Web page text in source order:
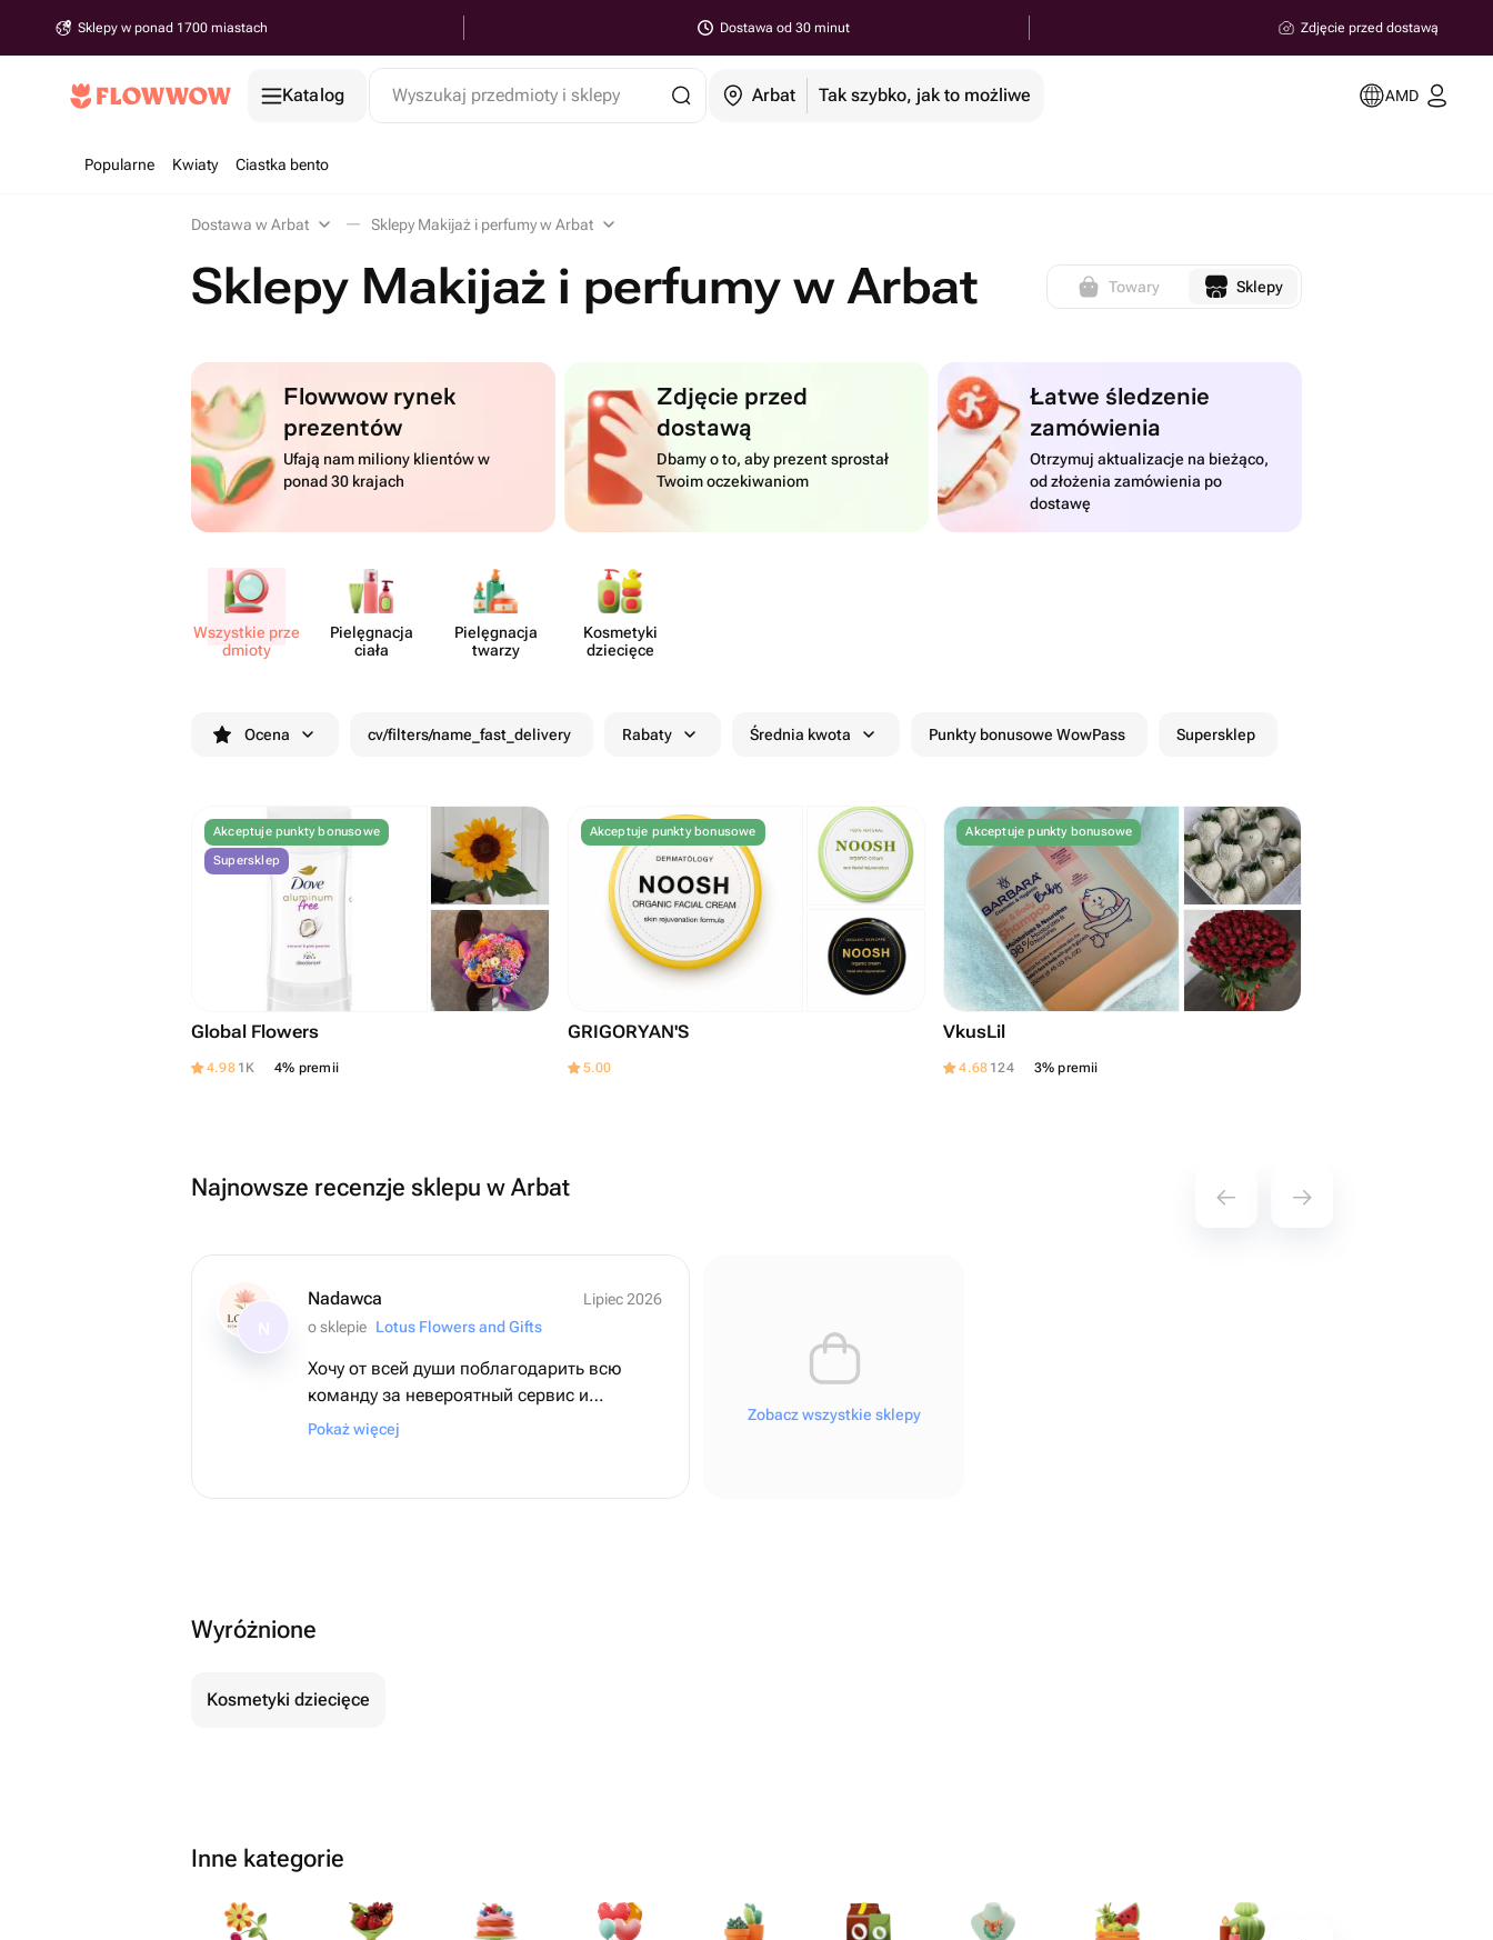
Sklepy w ponad 1700 miastach Dostawa od 30 minut Zdjęcie przed dostawą
Katalog Wyszukaj przedmioty i sklepy Arbat Tak szybko, jak to możliwe AMD
Popularne Kwiaty Ciastka bento
Dostawa w Arbat Sklepy Makijaż i perfumy w Arbat
Sklepy Makijaż i perfumy w Arbat Towary Sklepy
Flowwow rynek
prezentów
Ufają nam miliony klientów w
ponad 30 krajach
Zdjęcie przed
dostawą
Dbamy o to, aby prezent sprostał
Twoim oczekiwaniom
Łatwe śledzenie
zamówienia
Otrzymuj aktualizacje na bieżąco,
od złożenia zamówienia po
dostawę
Wszystkie prze​
dmioty
Pielę​gnacja
ciała
Pielę​gnacja
twarzy
Kosmetyki
dziecięce
Ocena cv/filters/name_fast_delivery Rabaty Średnia kwota Punkty bonusowe WowPass Supersklep
Akceptuje punkty bonusowe
Supersklep
Global Flowers
4.98 1K 4% premii
Akceptuje punkty bonusowe
GRIGORYAN'S
5.00
Akceptuje punkty bonusowe
VkusLil
4.68 124 3% premii
Najnowsze recenzje sklepu w Arbat
Nadawca
Lipiec 2026
o sklepie Lotus Flowers and Gifts
Хочу от всей души поблагодарить всю
команду за невероятный сервис и
внимание к деталям! ❤️ Для меня этот
было даже лучше, чем я могла
роскошные шарики, красивая упаковка, а
самое трогательное - мою открытку с
искреннее желание сделать праздник
незабываемым. От всей души
рекомендую! Если вы хотите подарить
своим близким не просто подарок, а
Pokaż więcej
Zobacz wszystkie sklepy
Wyróżnione
Kosmetyki dziecięce
Inne kategorie